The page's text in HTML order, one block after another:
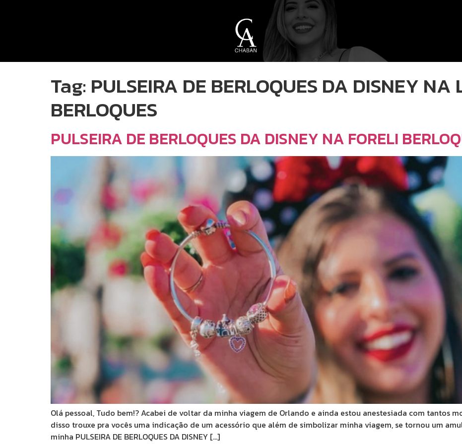
Tag: PULSEIRA DE BERLOQUES DA DISNEY NA
BERLOQUES
PULSEIRA DE BERLOQUES DA DISNEY NA FORELI
Olá pessoal, Tudo bem!? Acabei de voltar da minha viagem de Orlando e ainda estou anestesiada com tantos
disso trouxe pra vocês uma indicação de um acessório que além de simbolizar minha viagem, se tornou um
minha PULSEIRA DE BERLOQUES DA DISNEY […]